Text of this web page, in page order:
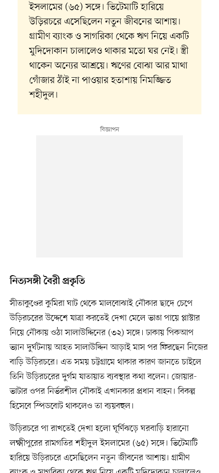
ইসলামের (৬৫) সঙ্গে। ভিটেমাটি হারিয়ে
উড়িরচরে এসেছিলেন নতুন জীবনের আশায়।
গ্রামীণ ব্যাংক ও সাগরিকা থেকে ঋণ নিয়ে একটি
মুদিদোকান চালালেও থাকার মতো ঘর নেই। স্ত্রী
থাকেন অন্যের আশ্রয়ে। ঋণের বোঝা আর মাথা
গোঁজার ঠাঁই না পাওয়ার হতাশায় নিমজ্জিত
শহীদুল।
নিত্যসঙ্গী বৈরী প্রকৃতি
সীতাকুণ্ডের কুমিরা ঘাট থেকে মালবোঝাই নৌকার ছাদে চেপে
উড়িরচরের উদ্দেশে যাত্রা করতেই দেখা মেলে ভাঙা পায়ে প্লাস্টার
নিয়ে নৌকায় ওঠা সালাউদ্দিনের (৩২) সঙ্গে। ঢাকায় পিকআপ
ভ্যান দুর্ঘটনায় আহত সালাউদ্দিন আড়াই মাস পর ফিরছেন নিজের
বাড়ি উড়িরচরে। এত সময় চট্টগ্রামে থাকার কারণ জানতে চাইলে
তিনি উড়িরচরের দুর্গম যাতায়াত ব্যবস্থার কথা বলেন। জোয়ার-
ভাটার ওপর নির্ভরশীল নৌকাই এখানকার প্রধান বাহন। বিকল্প
হিসেবে স্পিডবোট থাকলেও তা ব্যয়বহুল।
উড়িরচরে পা রাখতেই দেখা হলো ঘূর্ণিঝড়ে ঘরবাড়ি হারানো
লক্ষ্মীপুরের রামগতির শহীদুল ইসলামের (৬৫) সঙ্গে। ভিটেমাটি
হারিয়ে উড়িরচরে এসেছিলেন নতুন জীবনের আশায়। গ্রামীণ